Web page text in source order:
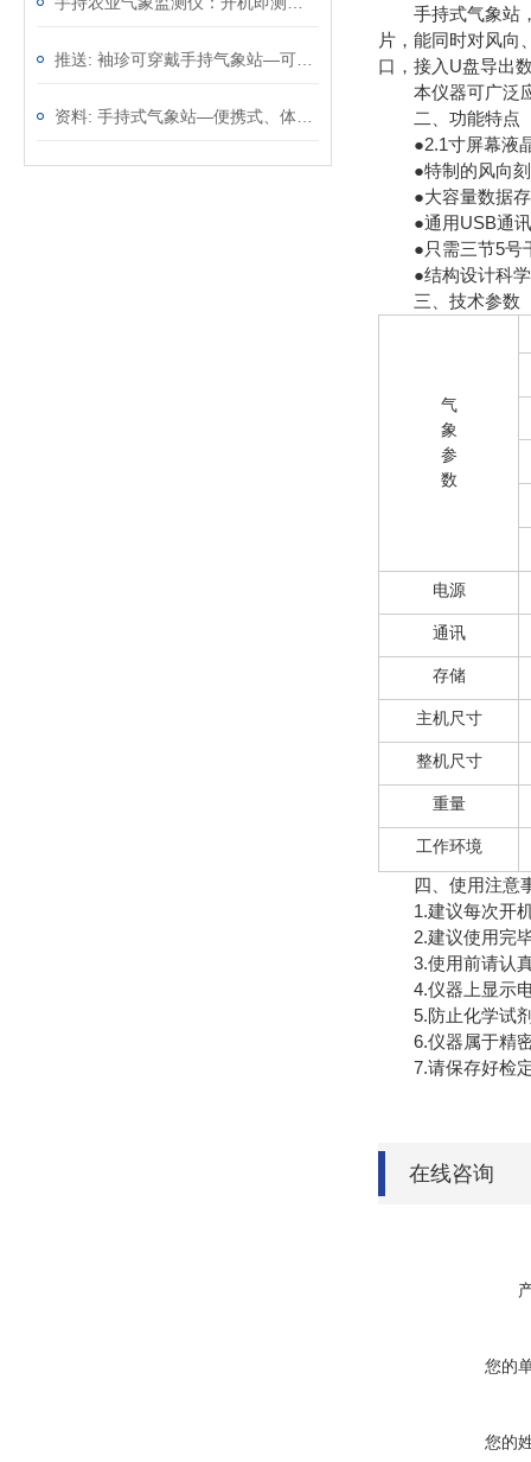
手持式气象站，
片，能同时对风向
口，接入U盘导出
本仪器可广泛应
二、功能特点
●2.1寸屏幕液晶
●特制的风向刻
●大容量数据存
●通用USB通讯
●只需三节5号干
●结构设计科学
三、技术参数
气
象
参
数
电源
通讯
存储
主机尺寸
整机尺寸
重量
工作环境
四、使用注意
1.建议每次开机
2.建议使用完毕
3.使用前请认真
4.仪器上显示电
5.防止化学试剂
6.仪器属于精密
7.请保存好检定
在线咨询
您的
您的